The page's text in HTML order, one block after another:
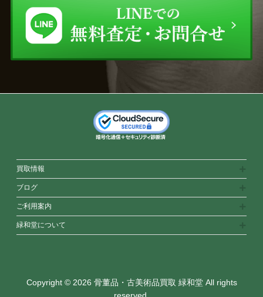
買取情報
ブログ
ご利用案内
緑和堂について
Copyright © 2026 骨董品・古美術品買取 緑和堂 All rights